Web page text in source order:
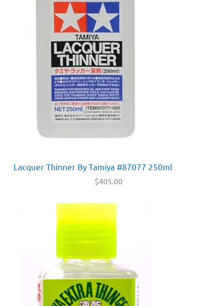
Lacquer Thinner By Tamiya #87077 250ml
$405.00